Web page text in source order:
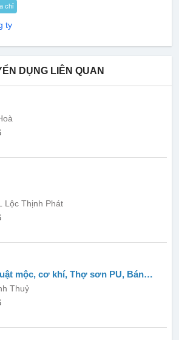
chỉ
ty
DỤNG LIÊN QUAN
Lộc Thịnh Phát
mộc, cơ khí, Thợ sơn PU, Bán
Thuỷ